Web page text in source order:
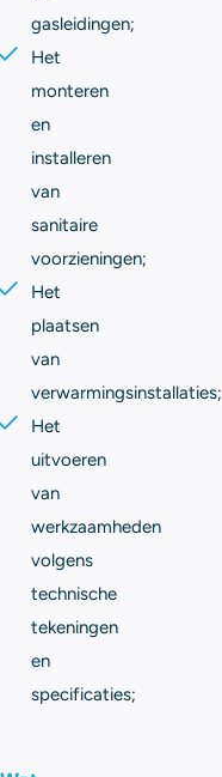
gasleidingen;
Het
monteren
en
installeren
van
sanitaire
voorzieningen;
Het
plaatsen
van
verwarmingsinstallaties;
Het
uitvoeren
van
werkzaamheden
volgens
technische
tekeningen
en
specificaties;